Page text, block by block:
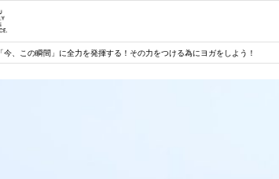
「今、この瞬間」に全力を発揮する！その力をつける為にヨガをしよう！